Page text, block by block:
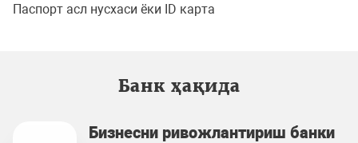
Паспорт асл нусхаси ёки ID карта
Банк ҳақида
Бизнесни ривожлантириш банки